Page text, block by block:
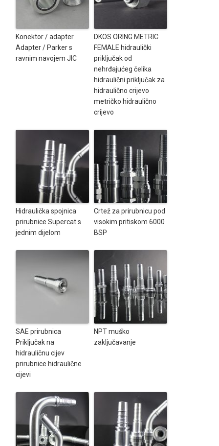
Konektor / adapter
Adapter / Parker s
ravnim navojem JIC
DKOS ORING METRIC
FEMALE hidraulički
priključak od
nehrđajućeg čelika
hidraulični priključak za
hidraulično crijevo
metričko hidraulično
crijevo
Hidraulička spojnica
prirubnice Supercat s
jednim dijelom
Crtež za prirubnicu pod
visokim pritiskom 6000
BSP
SAE prirubnica
Priključak na
hidrauličnu cijev
prirubnice hidraulične
cijevi
NPT muško
zaključavanje